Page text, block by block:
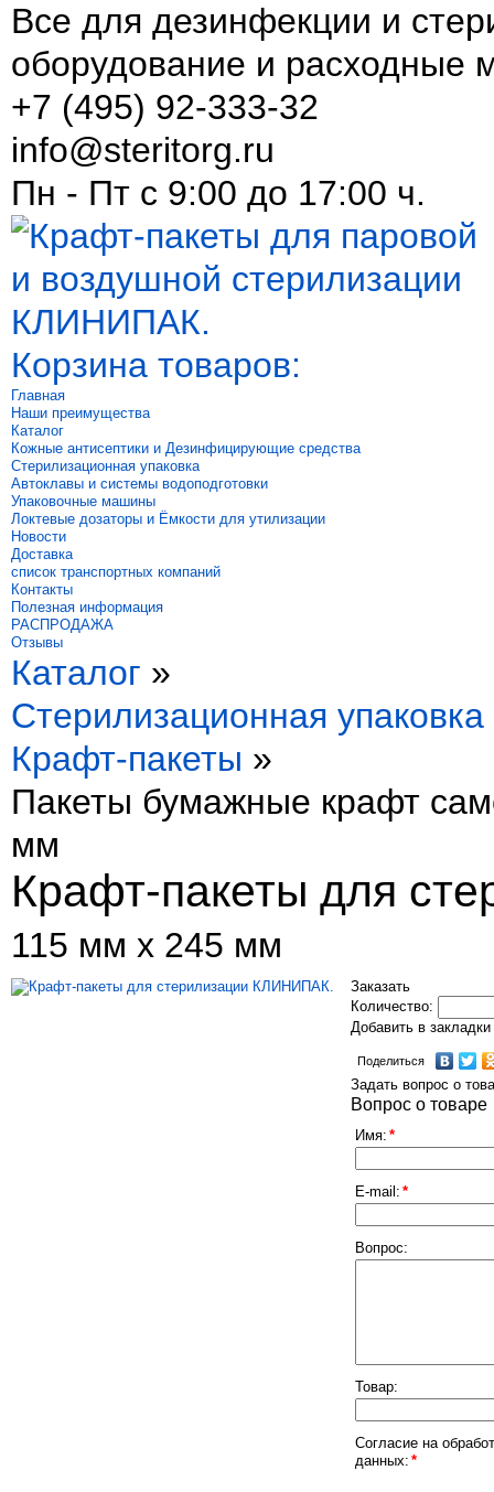
Все для дезинфекции и
оборудование и расходные
+7 (495) 92-333-32
info@steritorg.ru
Пн - Пт с 9:00 до 17:00 ч.
Корзина товаров:
Главная
Наши преимущества
Каталог
Кожные антисептики и Дезинфицирующие средства
Стерилизационная упаковка
Автоклавы и системы водоподготовки
Упаковочные машины
Локтевые дозаторы и Ёмкости для утилизации
Новости
Доставка
список транспортных компаний
Контакты
Полезная информация
РАСПРОДАЖА
Отзывы
Каталог »
Стерилизационная упаковка
Крафт-пакеты »
Пакеты бумажные крафт
мм
Крафт-пакеты для
115 мм х 245 мм
Заказать
Количество:
Добавить в закладки
Поделиться
Задать вопрос о
Вопрос о товаре
Имя: *
E-mail: *
Вопрос:
Товар:
Согласие на
данных: *